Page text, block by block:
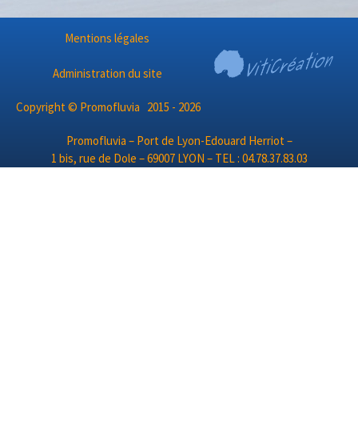
Mentions légales
Administration du site
Copyright © Promofluvia 2015 - 2026
Promofluvia – Port de Lyon-Edouard Herriot –
1 bis, rue de Dole – 69007 LYON – TEL : 04.78.37.83.03